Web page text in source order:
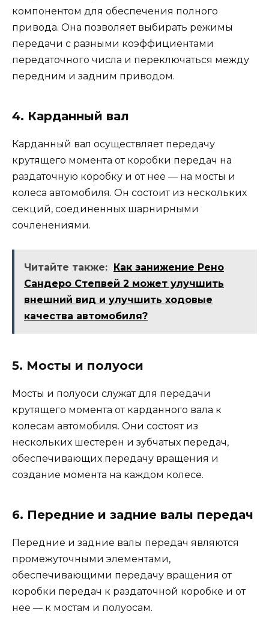
компонентом для обеспечения полного
привода. Она позволяет выбирать режимы
передачи с разными коэффициентами
передаточного числа и переключаться между
передним и задним приводом.
4. Карданный вал
Карданный вал осуществляет передачу
крутящего момента от коробки передач на
раздаточную коробку и от нее — на мосты и
колеса автомобиля. Он состоит из нескольких
секций, соединенных шарнирными
сочленениями.
Читайте также: Как занижение Рено
Сандеро Степвей 2 может улучшить
внешний вид и улучшить ходовые
качества автомобиля?
5. Мосты и полуоси
Мосты и полуоси служат для передачи
крутящего момента от карданного вала к
колесам автомобиля. Они состоят из
нескольких шестерен и зубчатых передач,
обеспечивающих передачу вращения и
создание момента на каждом колесе.
6. Передние и задние валы передач
Передние и задние валы передач являются
промежуточными элементами,
обеспечивающими передачу вращения от
коробки передач к раздаточной коробке и от
нее — к мостам и полуосам.